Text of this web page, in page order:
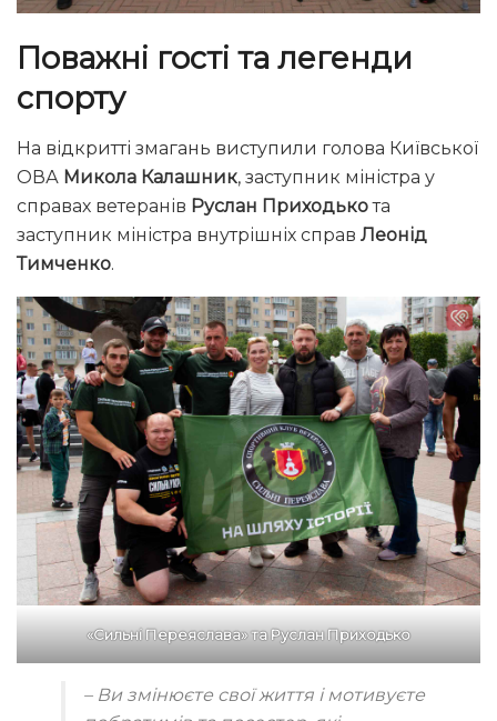
Поважні гості та легенди
спорту
На відкритті змагань виступили голова Київської
ОВА Микола Калашник, заступник міністра у
справах ветеранів Руслан Приходькота
заступник міністра внутрішніх справ Леонід
Тимченко.
«Сильні Переяслава» та Руслан Приходько
– Ви змінюєте свої життя і мотивуєте